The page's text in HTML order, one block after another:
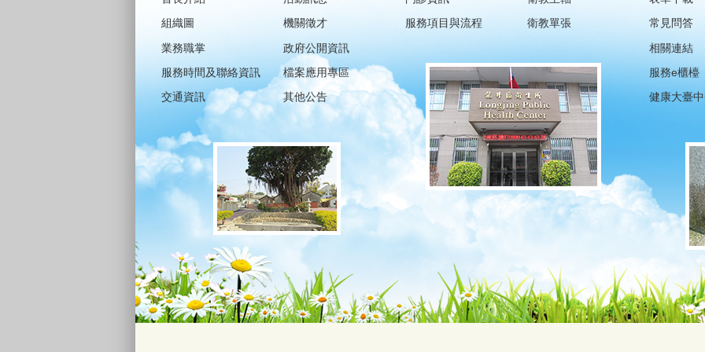
組織圖
業務職掌
服務時間及聯絡資訊
交通資訊
機關徵才
政府公開資訊
檔案應用專區
其他公告
服務項目與流程
衛教單張
常見問答
相關連結
服務e櫃檯
健康大臺